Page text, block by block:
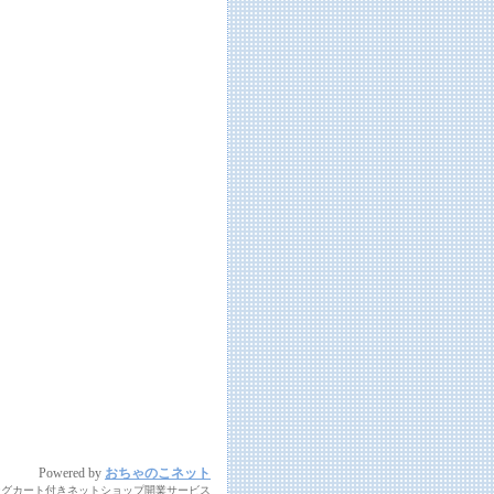
Powered by おちゃのこネット
カート付きネットショップ開業サービス